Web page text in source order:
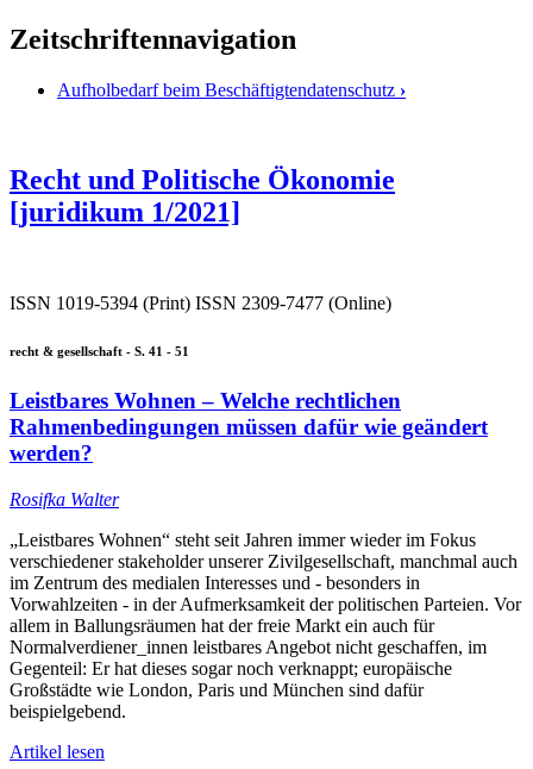
Zeitschriftennavigation
Aufholbedarf beim Beschäftigtendatenschutz ›
Recht und Politische Ökonomie
[juridikum 1/2021]
ISSN 1019-5394 (Print) ISSN 2309-7477 (Online)
recht & gesellschaft - S. 41 - 51
Leistbares Wohnen – Welche rechtlichen
Rahmenbedingungen müssen dafür wie geändert
werden?
Rosifka Walter
„Leistbares Wohnen“ steht seit Jahren immer wieder im Fokus
verschiedener stakeholder unserer Zivilgesellschaft, manchmal auch
im Zentrum des medialen Interesses und - besonders in
Vorwahlzeiten - in der Aufmerksamkeit der politischen Parteien. Vor
allem in Ballungsräumen hat der freie Markt ein auch für
Normalverdiener_innen leistbares Angebot nicht geschaffen, im
Gegenteil: Er hat dieses sogar noch verknappt; europäische
Großstädte wie London, Paris und München sind dafür
beispielgebend.
Artikel lesen